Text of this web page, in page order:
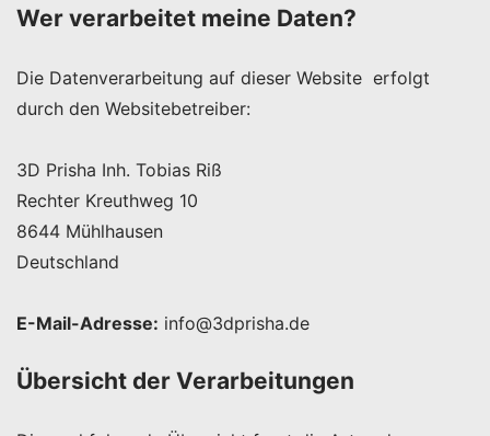
Wer verarbeitet meine Daten?
Die Datenverarbeitung auf dieser Website erfolgt
durch den Websitebetreiber:
3D Prisha Inh. Tobias Riß
Rechter Kreuthweg 10
8644 Mühlhausen
Deutschland
E-Mail-Adresse: info@3dprisha.de
Übersicht der Verarbeitungen